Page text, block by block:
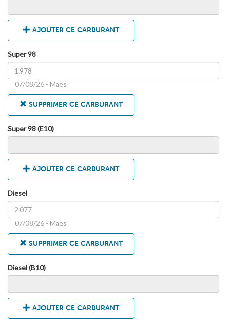
AJOUTER CE CARBURANT
Super 98
07/08/26 - Maes
SUPPRIMER CE CARBURANT
Super 98 (E10)
AJOUTER CE CARBURANT
Diesel
07/08/26 - Maes
SUPPRIMER CE CARBURANT
Diesel (B10)
AJOUTER CE CARBURANT